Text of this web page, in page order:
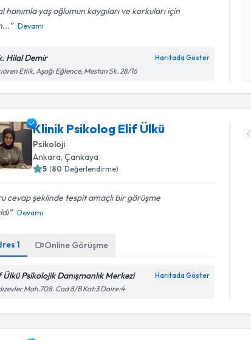
hanımla yaş oğlumun kaygıları ve korkuları için
Devamı
Hilal Demir Haritada Göster
Etlik, Aşağı Eğlence, Mestan Sk. 28/16
Klinik Psikolog Elif Ülkü
Psikoloji
Ankara, Çankaya
5 (80 Değerlendirme)
cevap şeklinde tespit amaçlı bir görüşme
Devamı
1 Online Görüşme
Ülkü Psikolojik Danışmanlık Merkezi Haritada Göster
Mah.708. Cad 8/B Kat:3 Daire:4